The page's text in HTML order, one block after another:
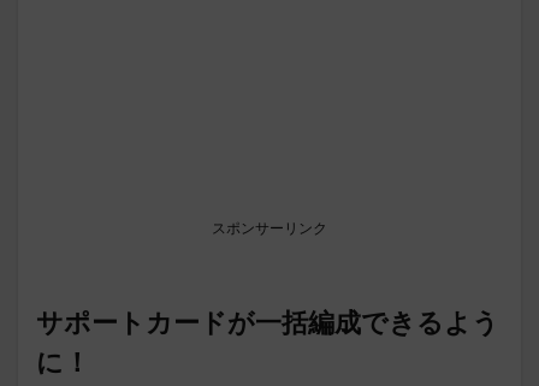
スポンサーリンク
サポートカードが一括編成できるよう
に！